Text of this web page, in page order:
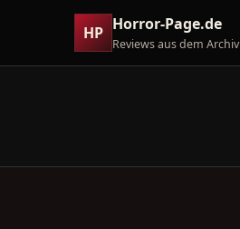
HP Horror-Page.de
Reviews aus dem Archiv